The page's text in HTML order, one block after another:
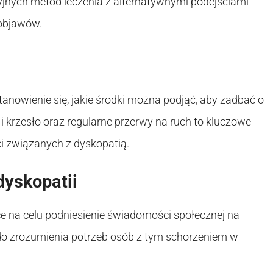
się, jakie środki można podjąć, aby zadbać o
oraz regularne przerwy na ruch to kluczowe
związanych z dyskopatią.
celu podniesienie świadomości społecznej na
zrozumienia potrzeb osób z tym schorzeniem w